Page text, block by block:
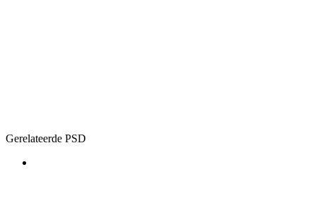
Gerelateerde PSD